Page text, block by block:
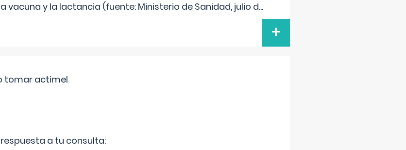
vacuna y la lactancia (fuente: Ministerio de Sanidad, julio d...
+
tomar actimel
a tu consulta: